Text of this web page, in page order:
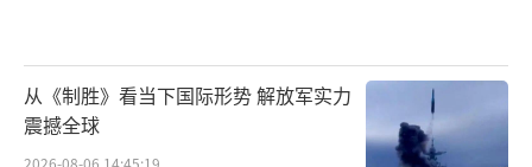
从《制胜》看当下国际形势 解放军实力
震撼全球
2026-08-06 14:45:19